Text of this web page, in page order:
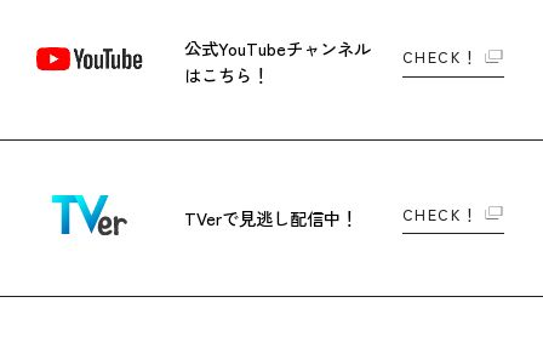
公式YouTubeチャンネル
はこちら！
CHECK！
TVerで見逃し配信中！ CHECK！